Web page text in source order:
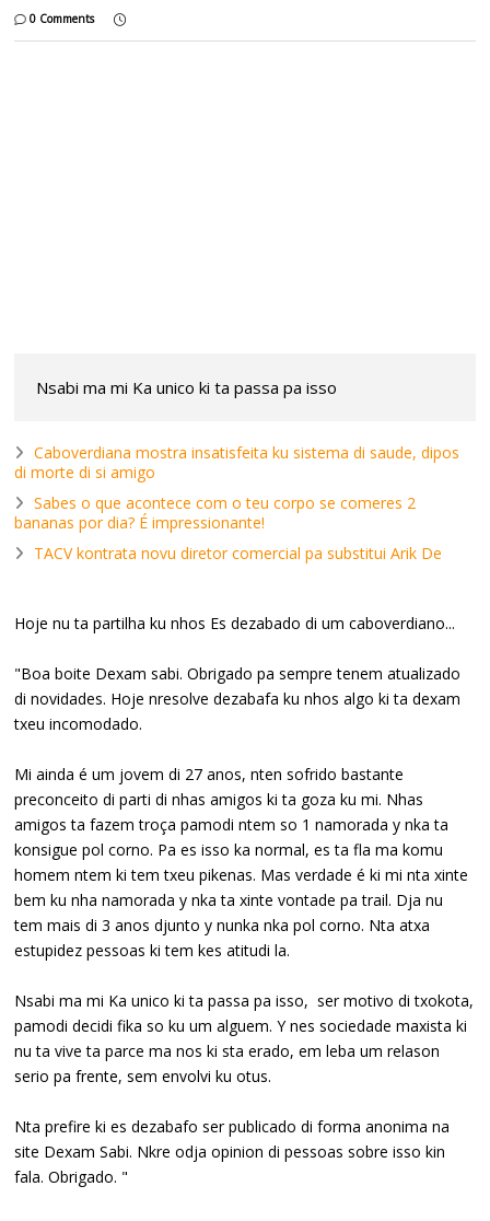
0 Comments
Nsabi ma mi Ka unico ki ta passa pa isso
Caboverdiana mostra insatisfeita ku sistema di saude, dipos
di morte di si amigo
Sabes o que acontece com o teu corpo se comeres 2
bananas por dia? É impressionante!
TACV kontrata novu diretor comercial pa substitui Arik De
Hoje nu ta partilha ku nhos Es dezabado di um caboverdiano...
"Boa boite Dexam sabi. Obrigado pa sempre tenem atualizado
di novidades. Hoje nresolve dezabafa ku nhos algo ki ta dexam
txeu incomodado.
Mi ainda é um jovem di 27 anos, nten sofrido bastante
preconceito di parti di nhas amigos ki ta goza ku mi. Nhas
amigos ta fazem troça pamodi ntem so 1 namorada y nka ta
konsigue pol corno. Pa es isso ka normal, es ta fla ma komu
homem ntem ki tem txeu pikenas. Mas verdade é ki mi nta xinte
bem ku nha namorada y nka ta xinte vontade pa trail. Dja nu
tem mais di 3 anos djunto y nunka nka pol corno. Nta atxa
estupidez pessoas ki tem kes atitudi la.
Nsabi ma mi Ka unico ki ta passa pa isso, ser motivo di txokota,
pamodi decidi fika so ku um alguem. Y nes sociedade maxista ki
nu ta vive ta parce ma nos ki sta erado, em leba um relason
serio pa frente, sem envolvi ku otus.
Nta prefire ki es dezabafo ser publicado di forma anonima na
site Dexam Sabi. Nkre odja opinion di pessoas sobre isso kin
fala. Obrigado. "